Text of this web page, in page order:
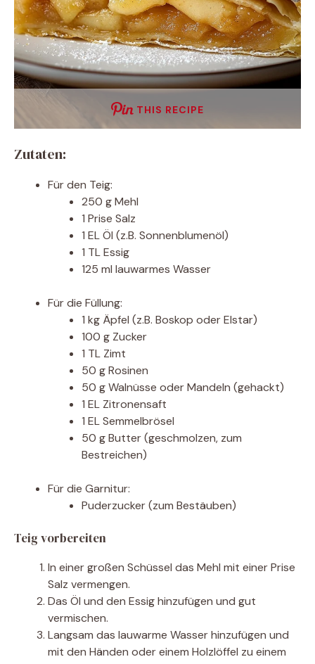
THIS RECIPE
Zutaten:
Für den Teig:
250 g Mehl
1 Prise Salz
1 EL Öl (z.B. Sonnenblumenöl)
1 TL Essig
125 ml lauwarmes Wasser
Für die Füllung:
1 kg Äpfel (z.B. Boskop oder Elstar)
100 g Zucker
1 TL Zimt
50 g Rosinen
50 g Walnüsse oder Mandeln (gehackt)
1 EL Zitronensaft
1 EL Semmelbrösel
50 g Butter (geschmolzen, zum
Bestreichen)
Für die Garnitur:
Puderzucker (zum Bestäuben)
Teig vorbereiten
In einer großen Schüssel das Mehl mit einer Prise
Salz vermengen.
Das Öl und den Essig hinzufügen und gut
vermischen.
Langsam das lauwarme Wasser hinzufügen und
mit den Händen oder einem Holzlöffel zu einem